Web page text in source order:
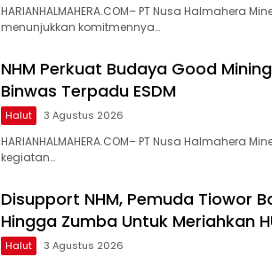
HARIANHALMAHERA.COM– PT Nusa Halmahera
menunjukkan komitmennya…
NHM Perkuat Budaya Good
Binwas Terpadu ESDM
Halut 3 Agustus 2026
HARIANHALMAHERA.COM– PT Nusa Halmahera
kegiatan…
Disupport NHM, Pemuda Tiowor
Hingga Zumba Untuk Meriahkan
Halut 3 Agustus 2026